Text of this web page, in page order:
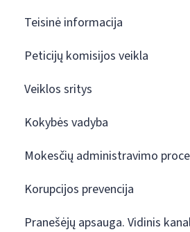
Teisinė informacija
Peticijų komisijos veikla
Veiklos sritys
Kokybės vadyba
Mokesčių administravimo
Korupcijos prevencija
Pranešėjų apsauga. Vidinis